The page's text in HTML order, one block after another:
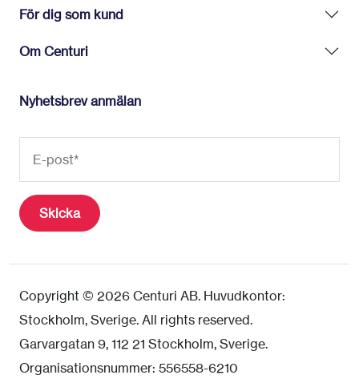
För dig som kund
Om Centuri
Nyhetsbrev anmälan
Copyright © 2026 Centuri AB. Huvudkontor:
Stockholm, Sverige. All rights reserved.
Garvargatan 9, 112 21 Stockholm, Sverige.
Organisationsnummer: 556558-6210